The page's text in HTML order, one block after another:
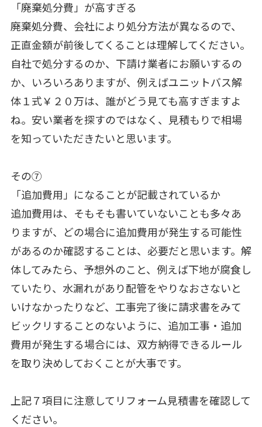
「廃棄処分費」が高すぎる
廃棄処分費、会社により処分方法が異なるので、
正直金額が前後してくることは理解してください。
自社で処分するのか、下請け業者にお願いするの
か、いろいろありますが、例えばユニットバス解
体１式￥２０万は、誰がどう見ても高すぎますよ
ね。安い業者を探すのではなく、見積もりで相場
を知っていただきたいと思います。
その⑦
「追加費用」になることが記載されているか
追加費用は、そもそも書いていないことも多々あ
りますが、どの場合に追加費用が発生する可能性
があるのか確認することは、必要だと思います。解
体してみたら、予想外のこと、例えば下地が腐食し
ていたり、水漏れがあり配管をやりなおさないと
いけなかったりなど、工事完了後に請求書をみて
ビックリすることのないように、追加工事・追加
費用が発生する場合には、双方納得できるルール
を取り決めしておくことが大事です。
上記７項目に注意してリフォーム見積書を確認して
ください。